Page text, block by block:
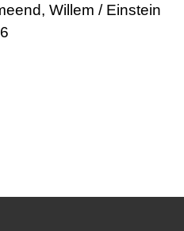
Willem / Einstein